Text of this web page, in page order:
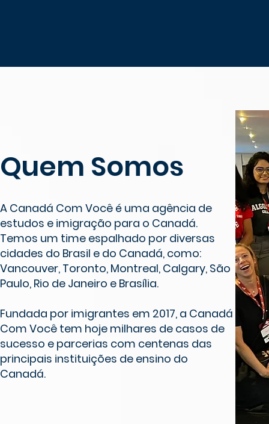
Quem Somos
A Canadá Com Você é uma agência de
estudos e imigração para o Canadá.
Temos um time espalhado por diversas
cidades do Brasil e do Canadá, como:
Vancouver, Toronto, Montreal, Calgary, São
Paulo, Rio de Janeiro e Brasília.
Fundada por imigrantes em 2017, a Canadá
Com Você tem hoje milhares de casos de
sucesso e parcerias com centenas das
principais instituições de ensino do
Canadá.